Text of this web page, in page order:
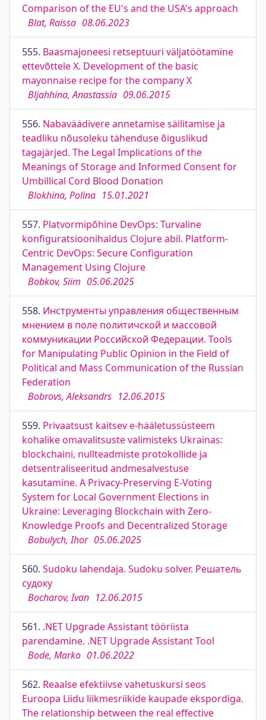
Comparison of the EU's and the USA's approach
Blat, Raissa 08.06.2023
555. Baasmajoneesi retseptuuri väljatöötamine
ettevõttele X. Development of the basic
mayonnaise recipe for the company X
Bljahhina, Anastassia 09.06.2015
556. Nabaväädivere annetamise säilitamise ja
teadliku nõusoleku tähenduse õiguslikud
tagajärjed. The Legal Implications of the
Meanings of Storage and Informed Consent for
Umbillical Cord Blood Donation
Blokhina, Polina 15.01.2021
557. Platvormipõhine DevOps: Turvaline
konfiguratsioonihaldus Clojure abil. Platform-
Centric DevOps: Secure Configuration
Management Using Clojure
Bobkov, Siim 05.06.2025
558. Инструменты управления общественным
мнением в поле политичской и массовой
коммуникации Российской Федерации. Tools
for Manipulating Public Opinion in the Field of
Political and Mass Communication of the Russian
Federation
Bobrovs, Aleksandrs 12.06.2015
559. Privaatsust kaitsev e-hääletussüsteem
kohalike omavalitsuste valimisteks Ukrainas:
blockchaini, nullteadmiste protokollide ja
detsentraliseeritud andmesalvestuse
kasutamine. A Privacy-Preserving E-Voting
System for Local Government Elections in
Ukraine: Leveraging Blockchain with Zero-
Knowledge Proofs and Decentralized Storage
Bobulych, Ihor 05.06.2025
560. Sudoku lahendaja. Sudoku solver. Решатель
судоку
Bocharov, Ivan 12.06.2015
561. .NET Upgrade Assistant tööriista
parendamine. .NET Upgrade Assistant Tool
Bode, Marko 01.06.2022
562. Reaalse efektiivse vahetuskursi seos
Euroopa Liidu liikmesriikide kaupade ekspordiga.
The relationship between the real effective